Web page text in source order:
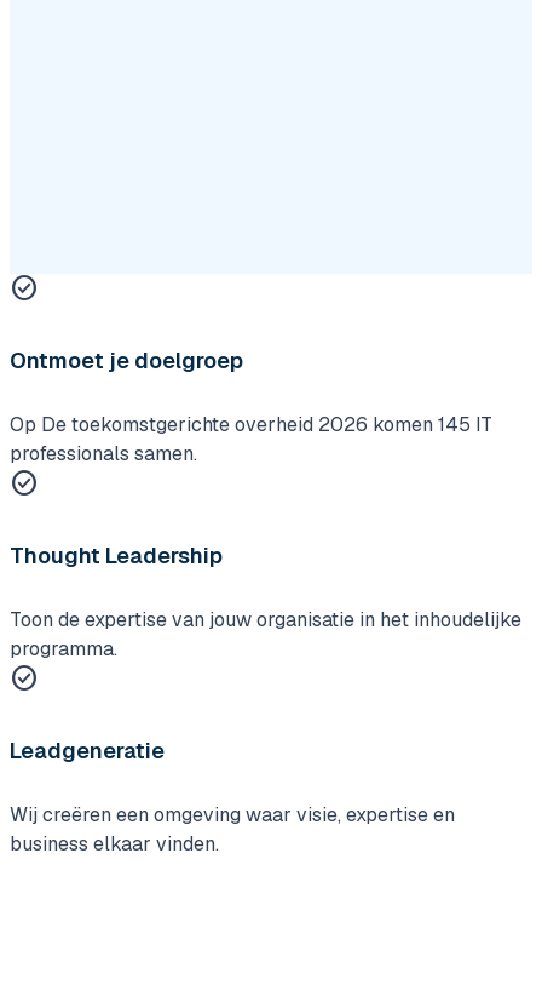
check_circle
Ontmoet je doelgroep
Op De toekomstgerichte overheid 2026 komen 145 IT
professionals samen.
check_circle
Thought Leadership
Toon de expertise van jouw organisatie in het inhoudelijke
programma.
check_circle
Leadgeneratie
Wij creëren een omgeving waar visie, expertise en
business elkaar vinden.